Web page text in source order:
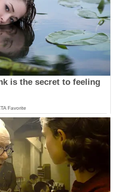
is the secret to feeling
Favorite